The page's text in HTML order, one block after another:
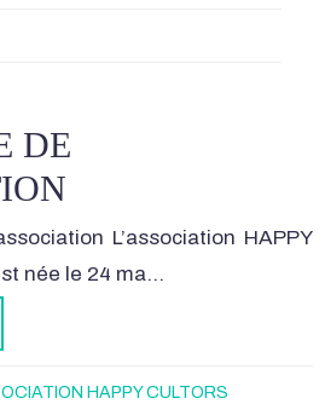
DE
L’association HAPPY
née le 24 ma…
HAPPY CULTORS